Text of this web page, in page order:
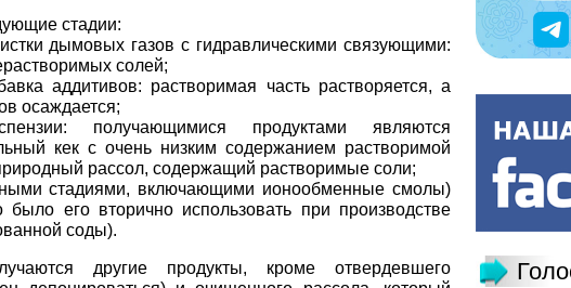
стадии:
дымовых газов с гидравлическими связующими:
солей;
аддитивов: растворимая часть растворяется, а
осаждается;
получающимися продуктами являются
кек с очень низким содержанием растворимой
рассол, содержащий растворимые соли;
стадиями, включающими ионообменные смолы)
его вторично использовать при производстве
соды).
другие продукты, кроме отвердевшего